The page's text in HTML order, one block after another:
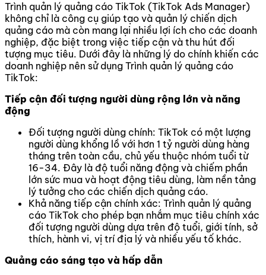
Trình quản lý quảng cáo TikTok (TikTok Ads Manager)
không chỉ là công cụ giúp tạo và quản lý chiến dịch
quảng cáo mà còn mang lại nhiều lợi ích cho các doanh
nghiệp, đặc biệt trong việc tiếp cận và thu hút đối
tượng mục tiêu. Dưới đây là những lý do chính khiến các
doanh nghiệp nên sử dụng Trình quản lý quảng cáo
TikTok:
Tiếp cận đối tượng người dùng rộng lớn và năng
động
Đối tượng người dùng chính: TikTok có một lượng
người dùng khổng lồ với hơn 1 tỷ người dùng hàng
tháng trên toàn cầu, chủ yếu thuộc nhóm tuổi từ
16-34. Đây là độ tuổi năng động và chiếm phần
lớn sức mua và hoạt động tiêu dùng, làm nền tảng
lý tưởng cho các chiến dịch quảng cáo.
Khả năng tiếp cận chính xác: Trình quản lý quảng
cáo TikTok cho phép bạn nhắm mục tiêu chính xác
đối tượng người dùng dựa trên độ tuổi, giới tính, sở
thích, hành vi, vị trí địa lý và nhiều yếu tố khác.
Quảng cáo sáng tạo và hấp dẫn